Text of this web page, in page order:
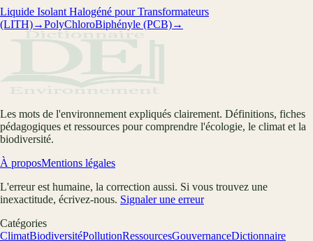
Liquide Isolant Halogéné pour Transformateurs
(LITH)→PolyChloroBiphényle (PCB)→
Les mots de l'environnement expliqués clairement. Définitions, fiches
pédagogiques et ressources pour comprendre l'écologie, le climat et la
biodiversité.
À proposMentions légales
L'erreur est humaine, la correction aussi. Si vous trouvez une
inexactitude, écrivez-nous. Signaler une erreur
Catégories
ClimatBiodiversitéPollutionRessourcesGouvernanceDictionnaire